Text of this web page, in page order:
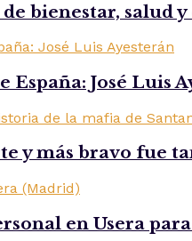
bienestar, salud
España: José Luis
y más bravo fue
en Usera